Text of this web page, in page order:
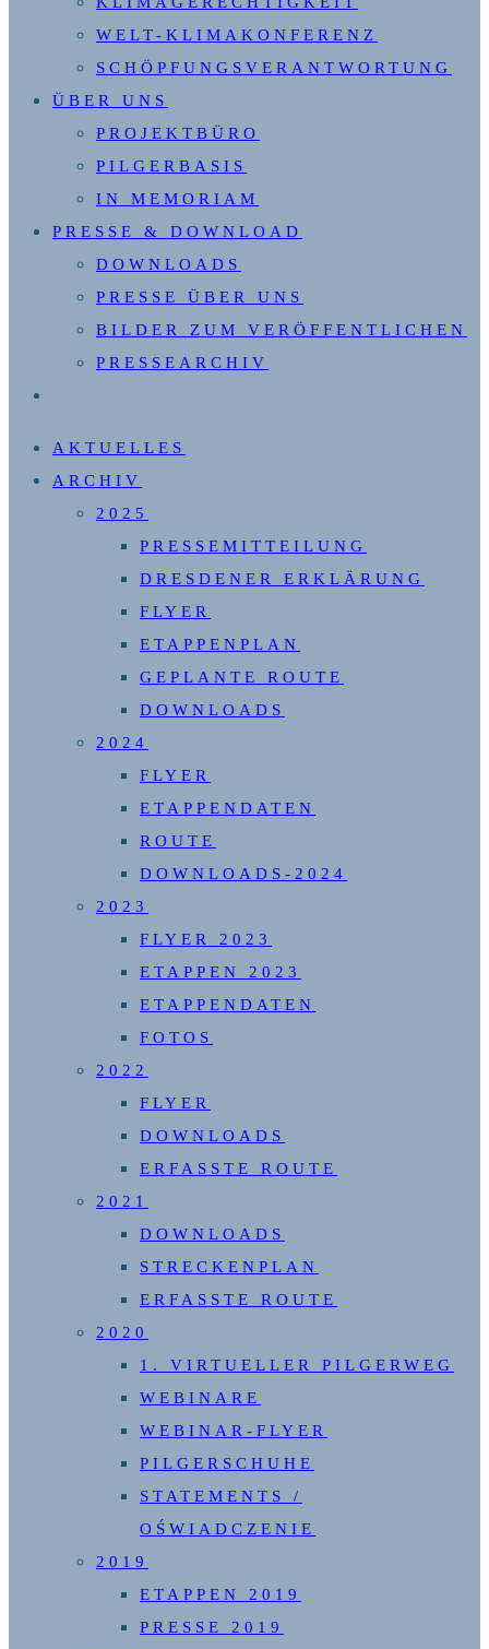
WELT-KLIMAKONFERENZ
SCHÖPFUNGSVERANTWORTUNG
ÜBER UNS
PROJEKTBÜRO
PILGERBASIS
IN MEMORIAM
PRESSE & DOWNLOAD
DOWNLOADS
PRESSE ÜBER UNS
BILDER ZUM VERÖFFENTLICHEN
PRESSEARCHIV
UMSCHALTEN
AKTUELLES
ARCHIV
2025
PRESSEMITTEILUNG
DRESDENER ERKLÄRUNG
FLYER
ETAPPENPLAN
GEPLANTE ROUTE
DOWNLOADS
2024
FLYER
ETAPPENDATEN
ROUTE
DOWNLOADS-2024
2023
FLYER 2023
ETAPPEN 2023
ETAPPENDATEN
FOTOS
2022
FLYER
DOWNLOADS
ERFASSTE ROUTE
2021
DOWNLOADS
STRECKENPLAN
ERFASSTE ROUTE
2020
1. VIRTUELLER PILGERWEG
WEBINARE
WEBINAR-FLYER
PILGERSCHUHE
STATEMENTS /
OŚWIADCZENIE
2019
ETAPPEN 2019
PRESSE 2019